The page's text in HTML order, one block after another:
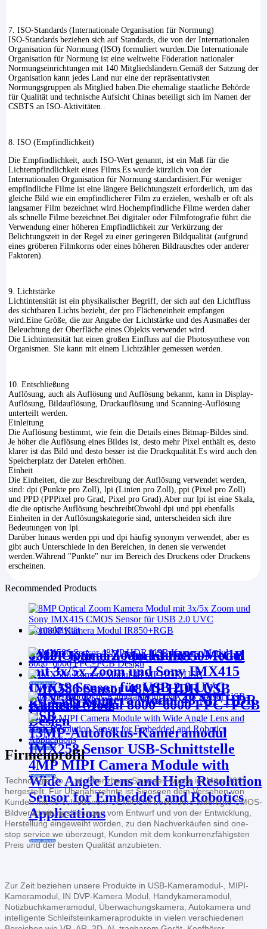
7. ISO-Standards (Internationale Organisation für Normung)
ISO-Standards beziehen sich auf Standards, die von der Internationalen
Organisation für Normung (ISO) formuliert wurden.Die Internationale
Organisation für Normung ist eine weltweite Föderation nationaler
Normungseinrichtungen mit 140 Mitgliedsländern.Gemäß der Satzung der
Organisation kann jedes Land nur eine der repräsentativsten
Normungsgruppen als Mitglied haben.Die ehemalige staatliche Behörde
für Qualität und technische Aufsicht Chinas beteiligt sich im Namen der
CSBTS an ISO-Aktivitäten..
8. ISO (Empfindlichkeit)
Die Empfindlichkeit, auch ISO-Wert genannt, ist ein Maß für die
Lichtempfindlichkeit eines Films.Es wurde kürzlich von der
Internationalen Organisation für Normung standardisiert.Für weniger
empfindliche Filme ist eine längere Belichtungszeit erforderlich, um das
gleiche Bild wie ein empfindlicherer Film zu erzielen, weshalb er oft als
langsamer Film bezeichnet wird.Hochempfindliche Filme werden daher
als schnelle Filme bezeichnet.Bei digitaler oder Filmfotografie führt die
Verwendung einer höheren Empfindlichkeit zur Verkürzung der
Belichtungszeit in der Regel zu einer geringeren Bildqualität (aufgrund
eines gröberen Filmkorns oder eines höheren Bildrausches oder anderer
Faktoren).
9. Lichtstärke
Lichtintensität ist ein physikalischer Begriff, der sich auf den Lichtfluss
des sichtbaren Lichts bezieht, der pro Flächeneinheit empfangen
wird.Eine Größe, die zur Angabe der Lichtstärke und des Ausmaßes der
Beleuchtung der Oberfläche eines Objekts verwendet wird.
Die Lichtintensität hat einen großen Einfluss auf die Photosynthese von
Organismen. Sie kann mit einem Lichtzähler gemessen werden.
10. Entschließung
Auflösung, auch als Auflösung und Auflösung bekannt, kann in Display-
Auflösung, Bildauflösung, Druckauflösung und Scanning-Auflösung
unterteilt werden.
Einleitung
Die Auflösung bestimmt, wie fein die Details eines Bitmap-Bildes sind.
Je höher die Auflösung eines Bildes ist, desto mehr Pixel enthält es, desto
klarer ist das Bild und desto besser ist die Druckqualität.Es wird auch den
Speicherplatz der Dateien erhöhen.
Einheit
Die Einheiten, die zur Beschreibung der Auflösung verwendet werden,
sind: dpi (Punkte pro Zoll), lpi (Linien pro Zoll), ppi (Pixel pro Zoll)
und PPD (PPPixel pro Grad, Pixel pro Grad).Aber nur lpi ist eine Skala,
die die optische Auflösung beschreibtObwohl dpi und ppi ebenfalls
Einheiten in der Auflösungskategorie sind, unterscheiden sich ihre
Bedeutungen von lpi.
Darüber hinaus werden ppi und dpi häufig synonym verwendet, aber es
gibt auch Unterschiede in den Bereichen, in denen sie verwendet
werden.Während "Punkte" nur im Bereich des Druckens oder Druckens
erscheinen.
Recommended Products
8MP Optical Zoom Kamera Modul
mit 3x/5x Zoom und Sony IMX415
CMOS Sensor für USB 2.0 UVC
Konnektivität
Anfrage absenden
1080P Kamera Modul IR850+RGB
Anfrage absenden
IMX586 Sensor 48MP HDR USB
Kamera Modul 8000*6000 FPC+PCB
Design
Anfrage absenden
IMX586 Kamera Modul 48 MP HDR
USB
Anfrage absenden
13MP-Autofokus-Kameramodul
IMX258 Sensor USB-Schnittstelle
Anfrage absenden
4MP MIPI Camera Module with
Wide Angle Lens and High Resolution
Sensor for Embedded and Robotics
Applications
Anfrage absenden
Firmenprofil
Technologie Co., Ltd. Shenzhens Sinoseen wurde im März 2009
hergestellt. Für Überjahrzehnte ist Sinoseen dem Versehen von
Kunden mit verschiedenem OEM/ODM besonders anfertigte CMOS-
Bildverarbeitungslösungen vom Entwurf und von der Entwicklung,
Herstellung eingeweiht worden, zu den Nachverkäufen sind one-
stop service.we überzeugt, Kunden mit dem konkurrenzfähigsten
Preis und der besten Qualität anzubieten.
Zur Zeit beziehen unsere Produkte in USB-Kameramodul-, MIPI-
Kameramodul, IN DVP-Kamera Modul, Handykameramodul,
Notizbuchkameramodul, Überwachungskamera, Autokamera und
intelligente Schleifsteinkameraprodukte in vielen verschiedenen